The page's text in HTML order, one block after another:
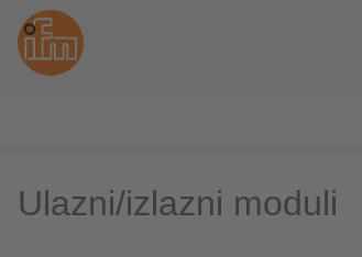
Ulazni/izlazni moduli